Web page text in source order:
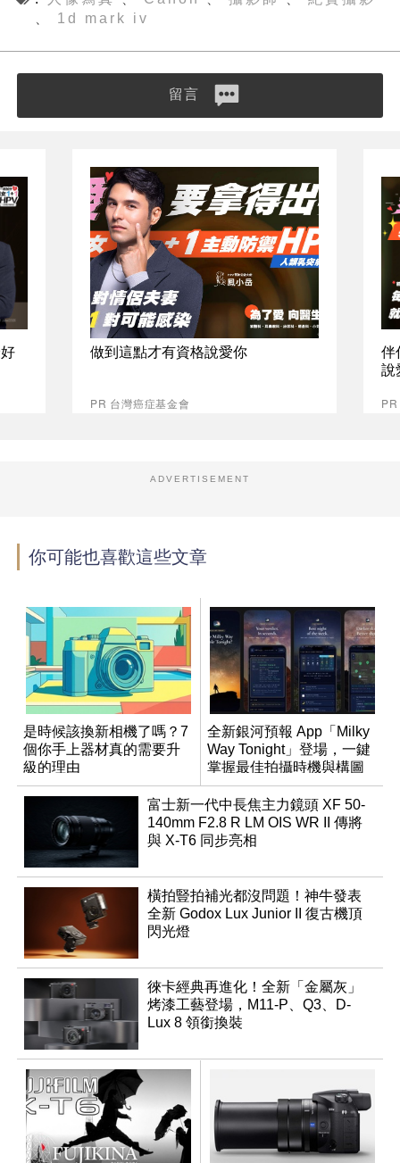
、 1d mark iv
留言
做到這點才有資格說愛你
PR 台灣癌症基金會
伴
說
ADVERTISEMENT
你可能也喜歡這些文章
是時候該換新相機了嗎？7
個你手上器材真的需要升
級的理由
全新銀河預報 App「Milky
Way Tonight」登場，一鍵
掌握最佳拍攝時機與構圖
富士新一代中長焦主力鏡頭 XF 50-
140mm F2.8 R LM OIS WR II 傳將
與 X-T6 同步亮相
橫拍豎拍補光都沒問題！神牛發表
全新 Godox Lux Junior II 復古機頂
閃光燈
徠卡經典再進化！全新「金屬灰」
烤漆工藝登場，M11-P、Q3、D-
Lux 8 領銜換裝